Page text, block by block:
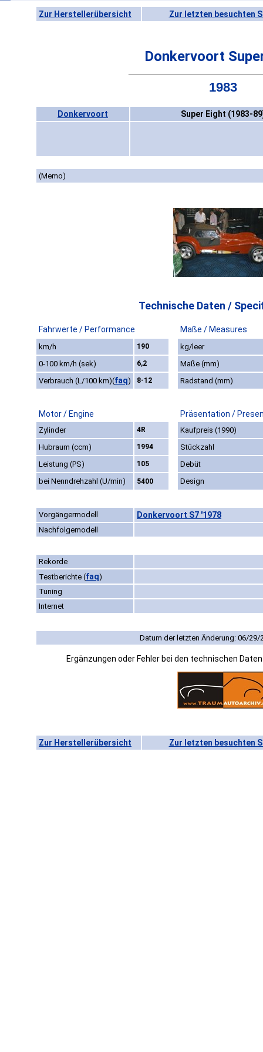
Zur Herstellerübersicht Zur letzten besuchten
Donkervoort
1983
Donkervoort Super Eight (1983-
(Memo)
Technische Daten /
Fahrwerte / Performance Maße / Measures
km/h 190
kg/leer
0-100 km/h (sek)
6,2
Maße (mm)
Verbrauch (L/100 km)(faq) 8-12 Radstand (mm)
Motor / Engine Präsentation /
Zylinder 4R
Kaufpreis (1990)
Hubraum (ccm)
1994
Stückzahl
Leistung (PS)
105
Debüt
bei Nenndrehzahl (U/min)
5400 Design
Vorgängermodell Donkervoort S7 '1978
Nachfolgemodell
Rekorde
Testberichte (faq)
Tuning
Internet
Datum der letzten Änderung: 06/29/
Ergänzungen oder Fehler bei den technischen
Zur Herstellerübersicht Zur letzten besuchten